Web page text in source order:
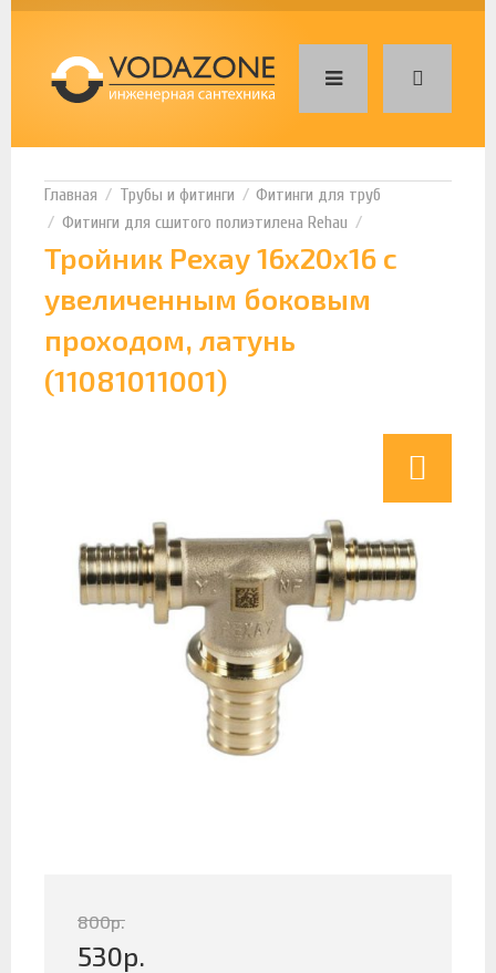
Трубы и фитинги
Фитинги для труб
Фитинги для сшитого полиэтилена Rehau
Тройник Рехау 16х20х16 с
увеличенным боковым
проходом, латунь
(11081011001)
800р.
530р.